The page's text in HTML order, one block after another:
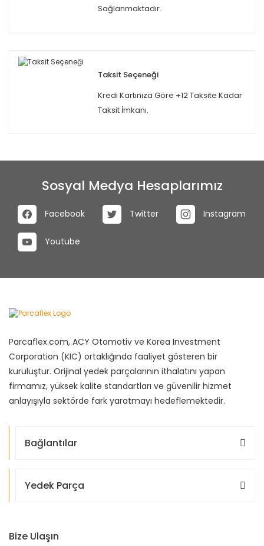
Sağlanmaktadır.
Taksit Seçeneği
Kredi Kartınıza Göre +12 Taksite Kadar
Taksit İmkanı.
Sosyal Medya Hesaplarımız
Facebook Twitter Instagram
Youtube
Parcaflex.com, ACY Otomotiv ve Korea Investment
Corporation (KIC) ortaklığında faaliyet gösteren bir
kuruluştur. Orijinal yedek parçalarının ithalatını yapan
firmamız, yüksek kalite standartları ve güvenilir hizmet
anlayışıyla sektörde fark yaratmayı hedeflemektedir.
Bağlantılar
Yedek Parça
Bize Ulaşın